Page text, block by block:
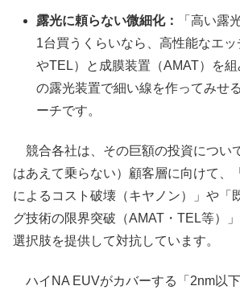
露光に頼らない微細化：
「高い露
1台買うくらいなら、高性能なエ
やTEL）と成膜装置（AMAT）を
の露光装置で細い線を作ってみせ
ーチです。
競合各社は、その巨額の投資につい
はあえて乗らない）顧客層に向けて、
によるコスト破壊（キヤノン）」や「
グ技術の限界突破（AMAT・TEL等）
選択肢を提供して対抗しています。
ハイNA EUVがカバーする「2nm以